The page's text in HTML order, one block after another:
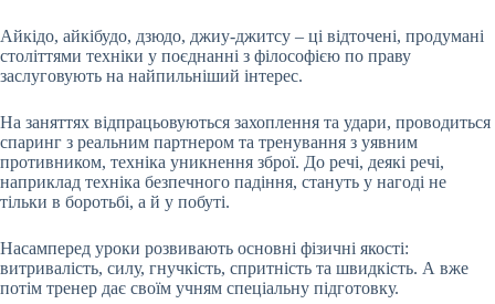
Айкідо, айкібудо, дзюдо, джиу-джитсу – ці відточені, продумані
століттями техніки у поєднанні з філософією по праву
заслуговують на найпильніший інтерес.
На заняттях відпрацьовуються захоплення та удари, проводиться
спаринг з реальним партнером та тренування з уявним
противником, техніка уникнення зброї. До речі, деякі речі,
наприклад техніка безпечного падіння, стануть у нагоді не
тільки в боротьбі, а й у побуті.
Насамперед уроки розвивають основні фізичні якості:
витривалість, силу, гнучкість, спритність та швидкість. А вже
потім тренер дає своїм учням спеціальну підготовку.